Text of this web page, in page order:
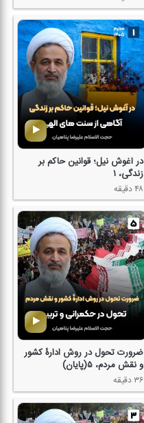
در آغوش نیل؛ قوانین حاكم بر
زندگی، ۱
۴۸ دقیقه
ضرورت تحول در روش ادارۀ كشور
و نقش مردم، ۵(پایان)
۳۶ دقیقه